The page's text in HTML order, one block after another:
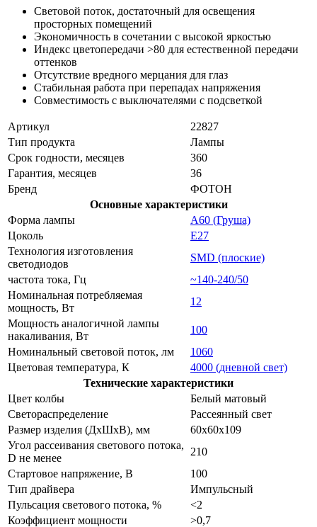
Световой поток, достаточный для освещения
просторных помещений
Экономичность в сочетании с высокой яркостью
Индекс цветопередачи >80 для естественной передачи
оттенков
Отсутствие вредного мерцания для глаз
Стабильная работа при перепадах напряжения
Совместимость с выключателями с подсветкой
Артикул
22827
Тип продукта
Лампы
Срок годности, месяцев
360
Гарантия, месяцев
36
Бренд
ФОТОН
Основные характеристики
Форма лампы
A60 (Груша)
Цоколь
E27
Технология изготовления
светодиодов
SMD (плоские)
частота тока, Гц
~140-240/50
Номинальная потребляемая
мощность, Вт
12
Мощность аналогичной лампы
накаливания, Вт
100
Номинальный световой поток, лм
1060
Цветовая температура, К
4000 (дневной свет)
Технические характеристики
Цвет колбы
Белый матовый
Светораспределение
Рассеянный свет
Размер изделия (ДхШхВ), мм
60х60x109
Угол рассеивания светового потока,
D не менее
210
Стартовое напряжение, В
100
Тип драйвера
Импульсный
Пульсация светового потока, %
<2
Коэффициент мощности
>0,7